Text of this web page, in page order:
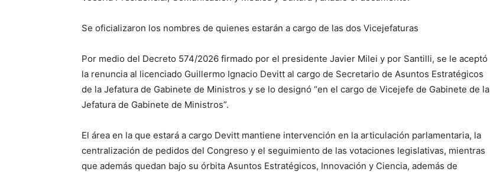
Se oficializaron los nombres de quienes estarán a cargo de las dos Vicejefaturas
Por medio del Decreto 574/2026 firmado por el presidente Javier Milei y por Santilli, se le aceptó
la renuncia al licenciado Guillermo Ignacio Devitt al cargo de Secretario de Asuntos Estratégicos
de la Jefatura de Gabinete de Ministros y se lo designó “en el cargo de Vicejefe de Gabinete de la
Jefatura de Gabinete de Ministros”.
El área en la que estará a cargo Devitt mantiene intervención en la articulación parlamentaria, la
centralización de pedidos del Congreso y el seguimiento de las votaciones legislativas, mientras
que además quedan bajo su órbita Asuntos Estratégicos, Innovación y Ciencia, además de